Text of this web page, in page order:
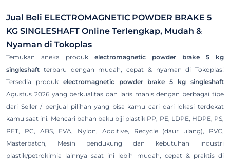
Jual Beli ELECTROMAGNETIC POWDER BRAKE 5
KG SINGLESHAFT Online Terlengkap, Mudah &
Nyaman di Tokoplas
Temukan aneka produk electromagnetic powder brake 5 kg
singleshaft terbaru dengan mudah, cepat & nyaman di Tokoplas!
Tersedia produk electromagnetic powder brake 5 kg singleshaft
Agustus 2026 yang berkualitas dan laris manis dengan berbagai tipe
dari Seller / penjual pilihan yang bisa kamu cari dari lokasi terdekat
kamu saat ini. Mencari bahan baku biji plastik PP, PE, LDPE, HDPE, PS,
PET, PC, ABS, EVA, Nylon, Additive, Recycle (daur ulang), PVC,
Masterbatch, Mesin pendukung dan kebutuhan industri
plastik/petrokimia lainnya saat ini lebih mudah, cepat & praktis di